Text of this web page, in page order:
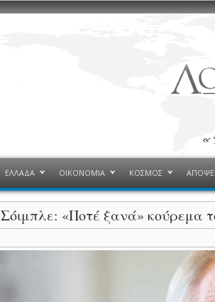
ΕΛΛΑΔΑ ΟΙΚΟΝΟΜΙΑ ΚΟΣΜΟΣ
Σόιμπλε: «Ποτέ ξανά» κούρεμα